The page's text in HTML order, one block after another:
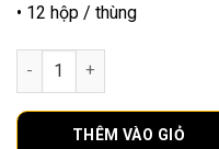
• 12 hộp / thùng
G7 GOLD PICASSO số lượng
THÊM VÀO GIỎ